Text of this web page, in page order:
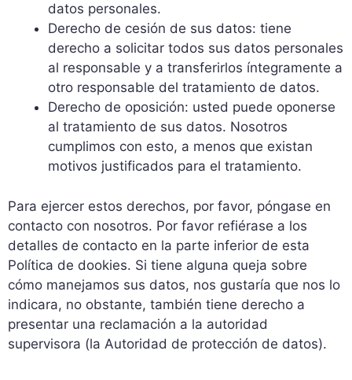
datos personales.
Derecho de cesión de sus datos: tiene
derecho a solicitar todos sus datos personales
al responsable y a transferirlos íntegramente a
otro responsable del tratamiento de datos.
Derecho de oposición: usted puede oponerse
al tratamiento de sus datos. Nosotros
cumplimos con esto, a menos que existan
motivos justificados para el tratamiento.
Para ejercer estos derechos, por favor, póngase en
contacto con nosotros. Por favor refiérase a los
detalles de contacto en la parte inferior de esta
Política de dookies. Si tiene alguna queja sobre
cómo manejamos sus datos, nos gustaría que nos lo
indicara, no obstante, también tiene derecho a
presentar una reclamación a la autoridad
supervisora (la Autoridad de protección de datos).